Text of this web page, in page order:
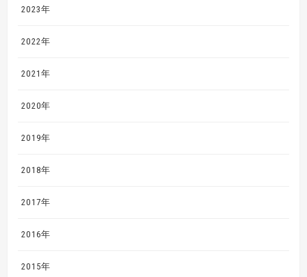
2023年
2022年
2021年
2020年
2019年
2018年
2017年
2016年
2015年